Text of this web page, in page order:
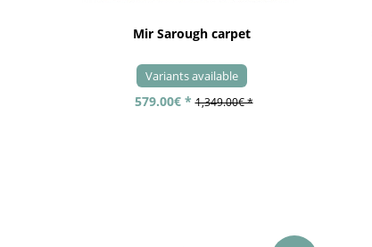
Mir Sarough carpet
Variants available
579.00€ * 1,349.00€ *